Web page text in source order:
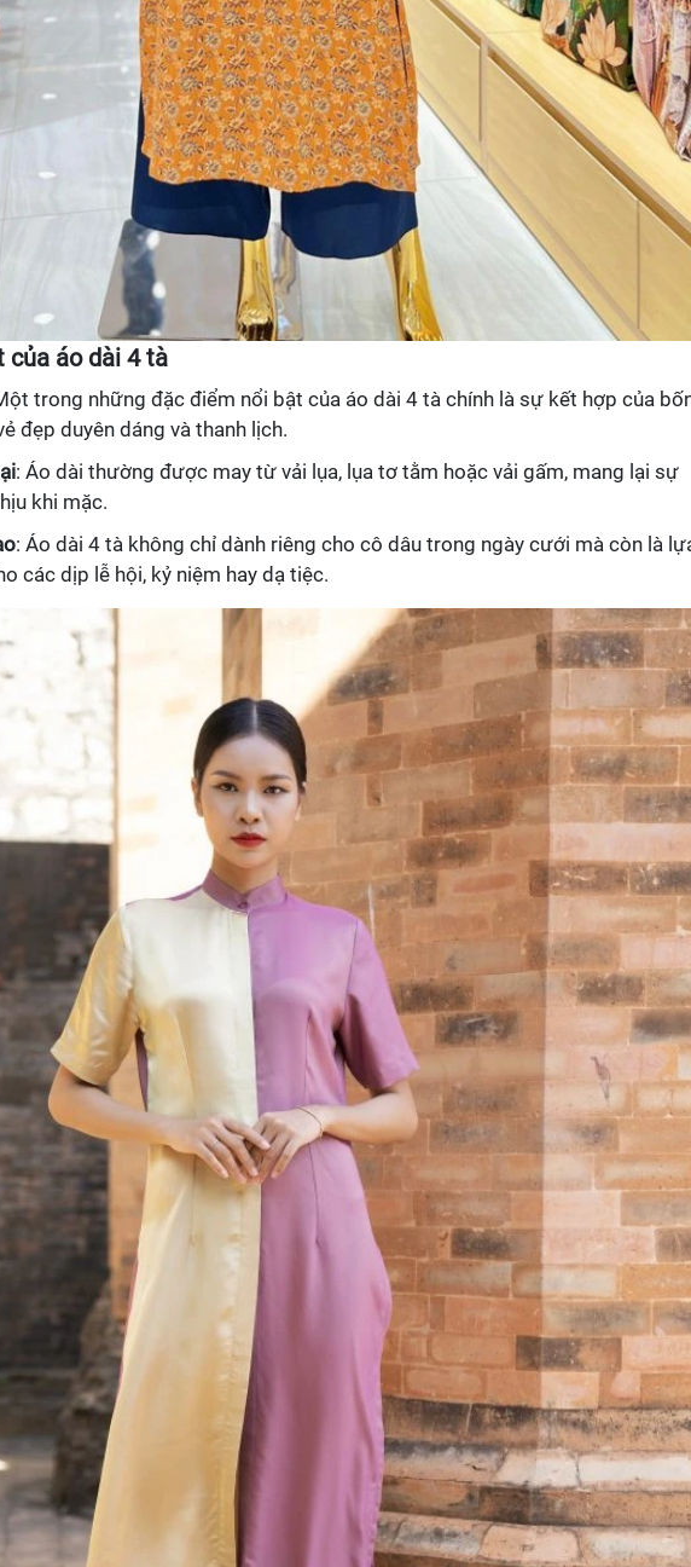
áo dài 4 tà
trong những đặc điểm nổi bật của áo dài 4 tà chính là sự kết hợp của
đẹp duyên dáng và thanh lịch.
: Áo dài thường được may từ vải lụa, lụa tơ tằm hoặc vải gấm, mang lại sự
khi mặc.
: Áo dài 4 tà không chỉ dành riêng cho cô dâu trong ngày cưới mà còn là
các dịp lễ hội, kỷ niệm hay dạ tiệc.